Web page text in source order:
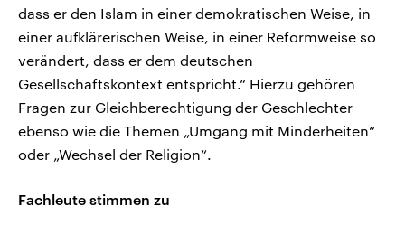
dass er den Islam in einer demokratischen Weise, in
einer aufklärerischen Weise, in einer Reformweise so
verändert, dass er dem deutschen
Gesellschaftskontext entspricht.“ Hierzu gehören
Fragen zur Gleichberechtigung der Geschlechter
ebenso wie die Themen „Umgang mit Minderheiten“
oder „Wechsel der Religion“.
Fachleute stimmen zu